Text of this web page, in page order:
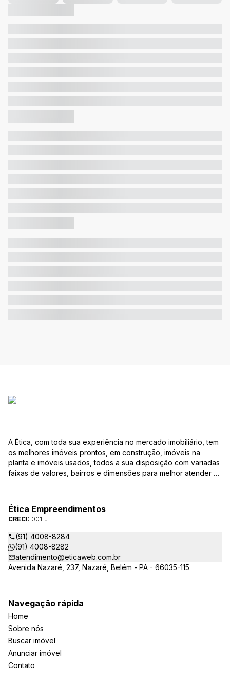
A Ética, com toda sua experiência no mercado imobiliário, tem
os melhores imóveis prontos, em construção, imóveis na
planta e imóveis usados, todos a sua disposição com variadas
faixas de valores, bairros e dimensões para melhor atender as
sempre prontos para responder-lhe todas as suas dúvidas
sobre casas, apartamentos, terrenos, salas comerciais e
outros produtos imobiliários.
Ética Empreendimentos
CRECI: 001-J
(91) 4008-8284
(91) 4008-8282
atendimento@eticaweb.com.br
Avenida Nazaré, 237, Nazaré, Belém - PA - 66035-115
Navegação rápida
Home
Sobre nós
Buscar imóvel
Anunciar imóvel
Contato